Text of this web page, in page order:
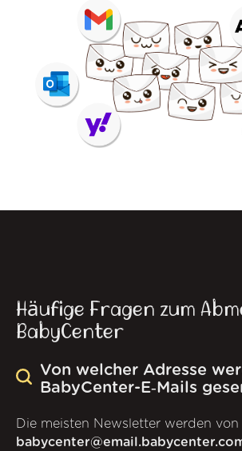
Häufige Fragen zum
BabyCenter
Von welcher Adresse
BabyCenter-E‑Mails
Die meisten Newsletter werden von